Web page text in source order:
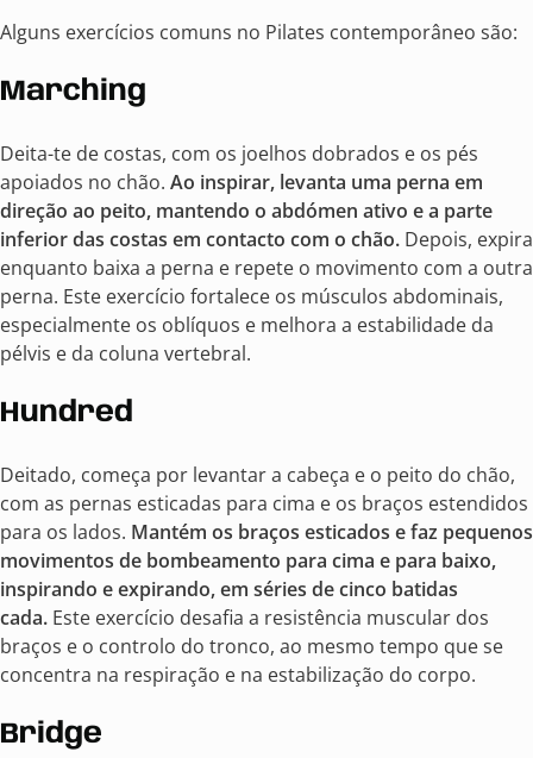
Alguns exercícios comuns no Pilates contemporâneo são:
Marching
Deita-te de costas, com os joelhos dobrados e os pés
apoiados no chão. Ao inspirar, levanta uma perna em
direção ao peito, mantendo o abdómen ativo e a parte
inferior das costas em contacto com o chão. Depois, expira
enquanto baixa a perna e repete o movimento com a outra
perna. Este exercício fortalece os músculos abdominais,
especialmente os oblíquos e melhora a estabilidade da
pélvis e da coluna vertebral.
Hundred
Deitado, começa por levantar a cabeça e o peito do chão,
com as pernas esticadas para cima e os braços estendidos
para os lados. Mantém os braços esticados e faz pequenos
movimentos de bombeamento para cima e para baixo,
inspirando e expirando, em séries de cinco batidas
cada. Este exercício desafia a resistência muscular dos
braços e o controlo do tronco, ao mesmo tempo que se
concentra na respiração e na estabilização do corpo.
Bridge